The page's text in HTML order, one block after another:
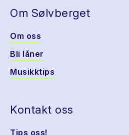
Om Sølvberget
Om oss
Bli låner
Musikktips
Kontakt oss
Tips oss!